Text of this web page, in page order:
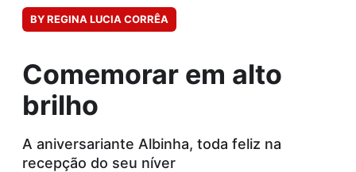
BY REGINA LUCIA CORRÊA
Comemorar em alto
brilho
A aniversariante Albinha, toda feliz na
recepção do seu níver